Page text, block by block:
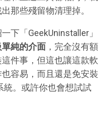
那些殘留物清理掉。
下「GeekUninstaller」
純的介面 ，完全沒有額
件事，但這也讓這款軟
容易，而且還是免安裝
統。或許你也會想試試